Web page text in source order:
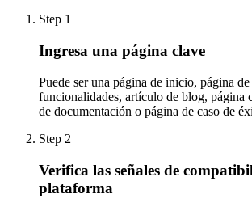
Step 1
Ingresa una página clave
Puede ser una página de inicio, página
funcionalidades, artículo de blog, página
de documentación o página de caso de
Step 2
Verifica las señales de
plataforma